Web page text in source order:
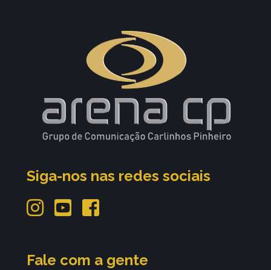
Siga-nos nas redes sociais
Fale com a gente